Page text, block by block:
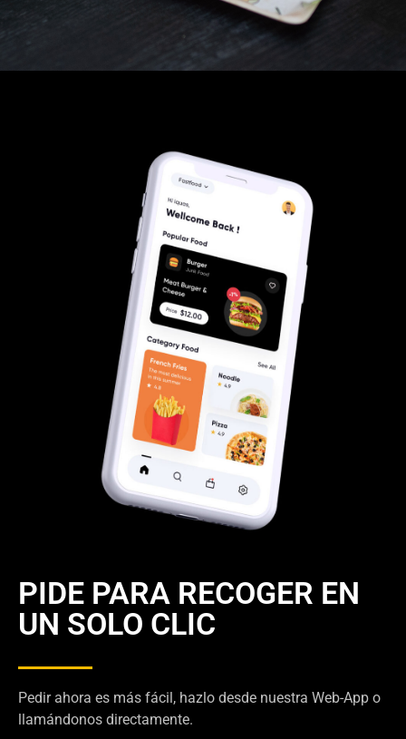
PIDE PARA RECOGER EN
UN SOLO CLIC
Pedir ahora es más fácil, hazlo desde nuestra Web-App o
llamándonos directamente.